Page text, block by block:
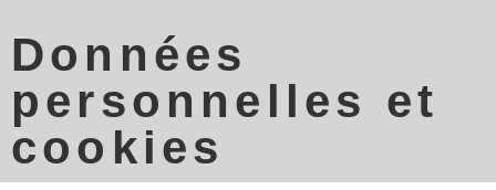
Données
personnelles et
cookies